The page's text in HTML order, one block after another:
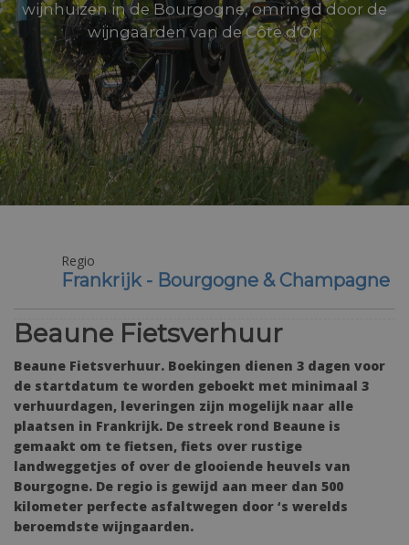
wijnhuizen in de Bourgogne, omringd door de
wijngaarden van de Côte d'Or.
Regio
Frankrijk - Bourgogne & Champagne
Beaune Fietsverhuur
Beaune Fietsverhuur. Boekingen dienen 3 dagen voor
de startdatum te worden geboekt met minimaal 3
verhuurdagen, leveringen zijn mogelijk naar alle
plaatsen in Frankrijk. De streek rond Beaune is
gemaakt om te fietsen, fiets over rustige
landweggetjes of over de glooiende heuvels van
Bourgogne. De regio is gewijd aan meer dan 500
kilometer perfecte asfaltwegen door ‘s werelds
beroemdste wijngaarden.